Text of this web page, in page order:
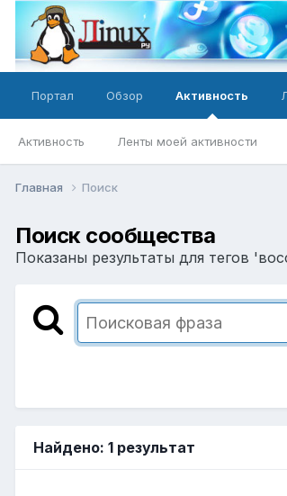
Портал Обзор Активность
Активность Ленты моей активности
Главная Поиск
Поиск сообщества
Показаны результаты для тегов
Найдено: 1 результат